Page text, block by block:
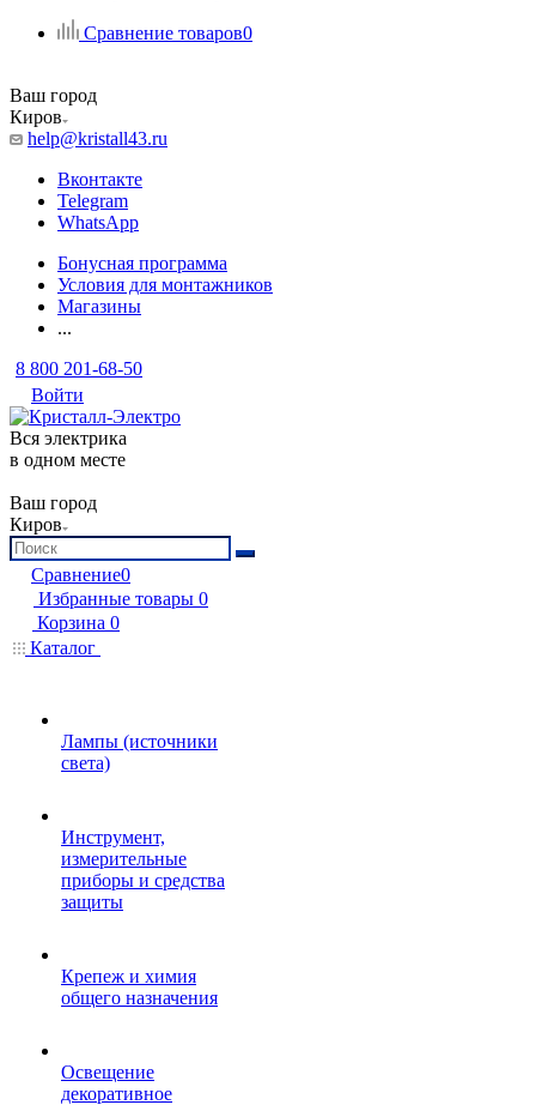
Сравнение товаров0
Ваш город
Киров
help@kristall43.ru
Вконтакте
Telegram
WhatsApp
Бонусная программа
Условия для монтажников
Магазины
...
8 800 201-68-50
Войти
Вся электрика
в одном месте
Ваш город
Киров
Сравнение0
Избранные товары 0
Корзина 0
Каталог
Лампы (источники
света)
Инструмент,
измерительные
приборы и средства
защиты
Крепеж и химия
общего назначения
Освещение
декоративное